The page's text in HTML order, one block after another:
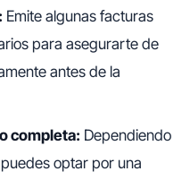
Emite algunas facturas
para asegurarte de
antes de la
completa: Dependiendo
optar por una